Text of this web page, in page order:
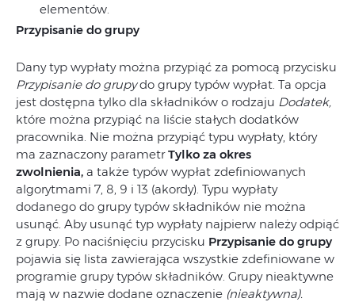
elementów.
Przypisanie do grupy
Dany typ wypłaty można przypiąć za pomocą przycisku
Przypisanie do grupydo grupy typów wypłat. Ta opcja
jest dostępna tylko dla składników o rodzaju Dodatek,
które można przypiąć na liście stałych dodatków
pracownika. Nie można przypiąć typu wypłaty, który
ma zaznaczony parametrTylko za okres
zwolnienia, a także typów wypłat zdefiniowanych
algorytmami 7, 8, 9 i 13 (akordy). Typu wypłaty
dodanego do grupy typów składników nie można
usunąć. Aby usunąć typ wypłaty najpierw należy odpiąć
z grupy. Po naciśnięciu przycisku Przypisanie do grupy
pojawia się lista zawierająca wszystkie zdefiniowane w
programie grupy typów składników. Grupy nieaktywne
mają w nazwie dodane oznaczenie (nieaktywna).